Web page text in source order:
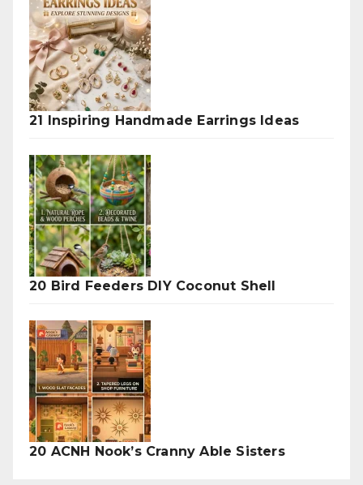
21 Inspiring Handmade Earrings Ideas
20 Bird Feeders DIY Coconut Shell
20 ACNH Nook’s Cranny Able Sisters